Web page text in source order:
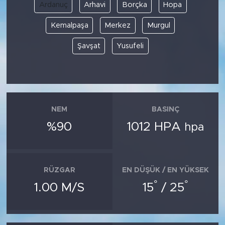
Ardanuç Arhavi Borçka Hopa
Kemalpaşa Merkez Murgul
Şavşat Yusufeli
NEM
%90
BASINÇ
1012 HPA hpa
RÜZGAR
1.00 M/S
EN DÜŞÜK / EN YÜKSEK
15° / 25°